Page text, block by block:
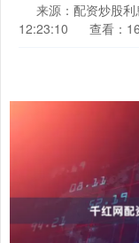
来源：配资炒股利
12:23:10
查看：